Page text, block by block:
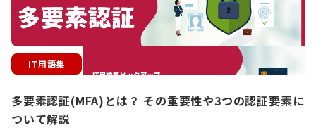
IT用語集
多要素認証(MFA)とは？ その重要性や3つの認証要素に
ついて解説